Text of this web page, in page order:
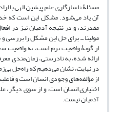
مسئلۀ ناسازگاری علم پیشین الهی با
آن یاد می‌شود. مشکل این است که
مقدرند، و در نتیجه آدمیان نیز در
مولینا ــ برای حل این مشکل را
از گونۀ واقعیت نرم است، نه
ارائه شده، به نادرستی، زمان‌مندی
در نهایت، نشان می‌دهیم که راه‌حل
از مؤلفه‌های وجودی انسان است و
اختیاری انسان است، و از سوی دیگر،
آدمیان نیست.